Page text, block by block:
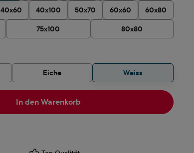
40x60 40x100 50x70 60x60 60x80
75x100 80x80
Eiche Weiss
In den Warenkorb